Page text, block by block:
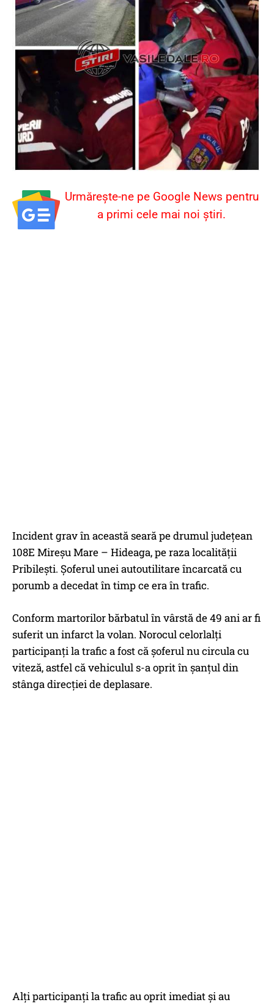
Urmărește-ne pe Google News pentru
a primi cele mai noi știri.
Incident grav în această seară pe drumul județean
108E Mireșu Mare – Hideaga, pe raza localității
Pribilești. Șoferul unei autoutilitare încarcată cu
porumb a decedat în timp ce era în trafic.
Conform martorilor bărbatul în vârstă de 49 ani ar fi
suferit un infarct la volan. Norocul celorlalți
participanți la trafic a fost că șoferul nu circula cu
viteză, astfel că vehiculul s-a oprit în șanțul din
stânga direcției de deplasare.
Alți participanți la trafic au oprit imediat și au